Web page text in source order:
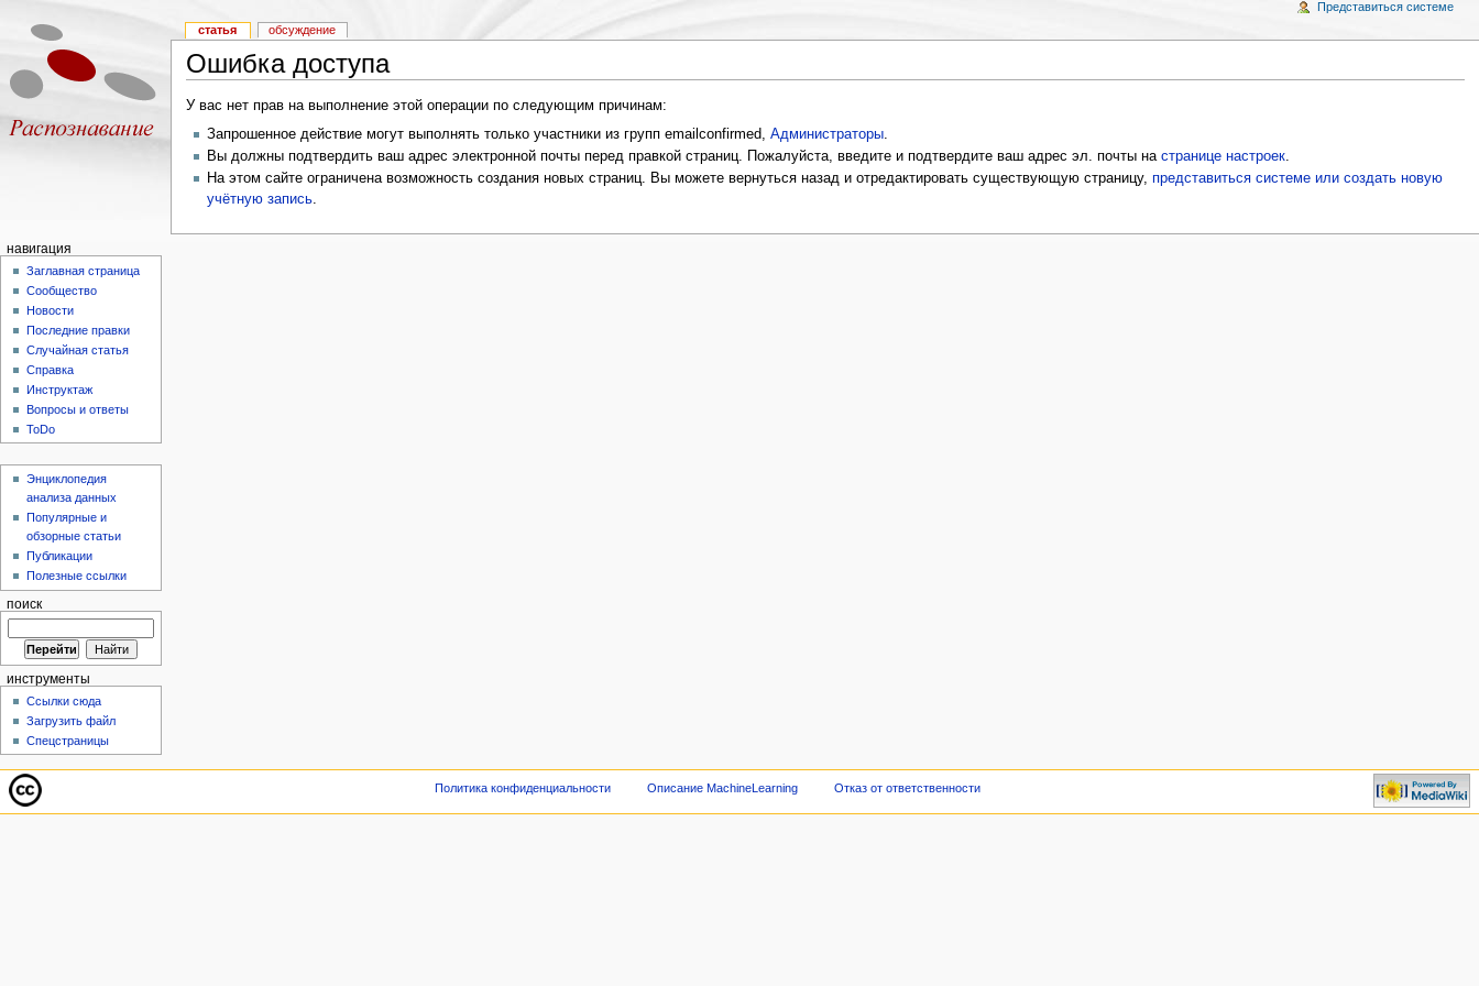
Ошибка доступа
У вас нет прав на выполнение этой операции по следующим причинам:
Запрошенное действие могут выполнять только участники из групп emailconfirmed, Администраторы.
Вы должны подтвердить ваш адрес электронной почты перед правкой страниц. Пожалуйста, введите и подтвердите ваш адрес эл. почты на странице настроек.
На этом сайте ограничена возможность создания новых страниц. Вы можете вернуться назад и отредактировать существующую страницу, представиться системе или создать новую
учётную запись.
статья обсуждение
Представиться системе
навигация
Заглавная страница
Сообщество
Новости
Последние правки
Случайная статья
Справка
Инструктаж
Вопросы и ответы
ToDo
Энциклопедия
анализа данных
Популярные и
обзорные статьи
Публикации
Полезные ссылки
поиск
инструменты
Ссылки сюда
Загрузить файл
Спецстраницы
Политика конфиденциальности Описание MachineLearning Отказ от ответственности